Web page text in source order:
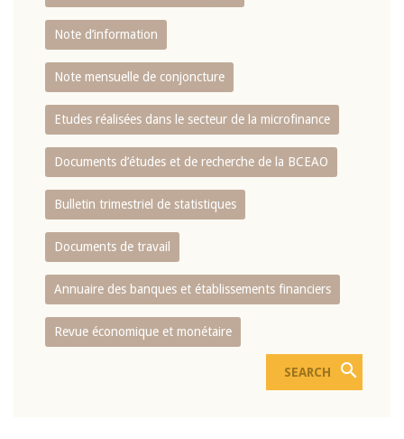
Note d’information
Note mensuelle de conjoncture
Etudes réalisées dans le secteur de la microfinance
Documents d’études et de recherche de la BCEAO
Bulletin trimestriel de statistiques
Documents de travail
Annuaire des banques et établissements financiers
Revue économique et monétaire